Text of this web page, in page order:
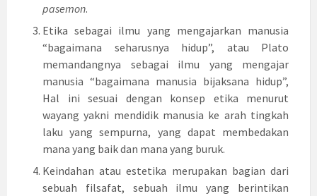
pasemon.
Etika sebagai ilmu yang mengajarkan manusia
“bagaimana seharusnya hidup”, atau Plato
memandangnya sebagai ilmu yang mengajar
manusia “bagaimana manusia bijaksana hidup”,
Hal ini sesuai dengan konsep etika menurut
wayang yakni mendidik manusia ke arah tingkah
laku yang sempurna, yang dapat membedakan
mana yang baik dan mana yang buruk.
Keindahan atau estetika merupakan bagian dari
sebuah filsafat, sebuah ilmu yang berintikan